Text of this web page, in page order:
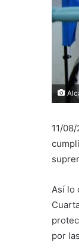
11/
Así lo
por